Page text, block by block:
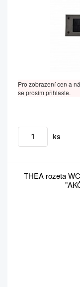
Pro zobrazení cen a
se prosím přihlaste.
ks
THEA rozeta